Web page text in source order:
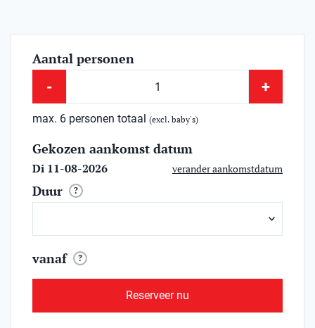
Aantal personen
- +
max. 6 personen totaal (excl. baby's)
Gekozen aankomst datum
Di 11-08-2026 verander aankomstdatum
Duur ?
vanaf ?
Reserveer nu